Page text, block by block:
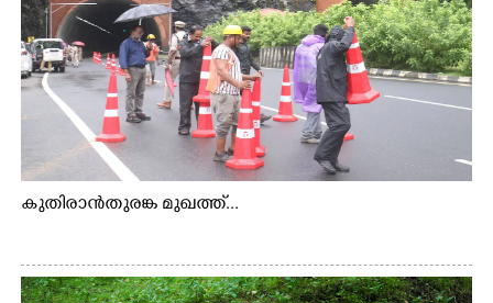
കുതിരാൻതുരങ്ക മുഖത്ത്...